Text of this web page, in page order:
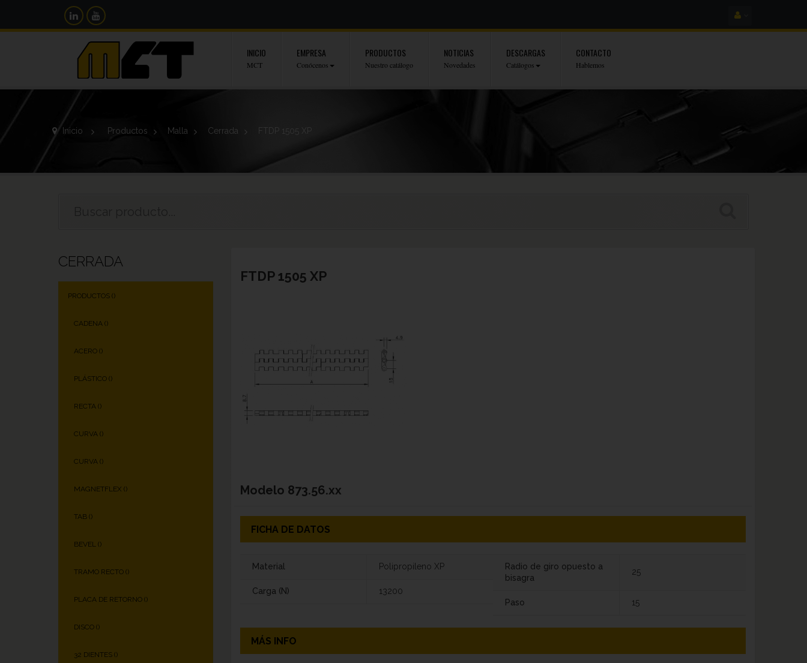
INICIO
MCT
EMPRESA
Conócenos
PRODUCTOS
Nuestro catálogo
NOTICIAS
Novedades
DESCARGAS
Catálogos
CONTACTO
Hablemos
Inicio > Productos > Malla > Cerrada > FTDP 1505 XP
CERRADA
PRODUCTOS ()
CADENA ()
ACERO ()
PLÁSTICO ()
RECTA ()
CURVA ()
CURVA ()
MAGNETFLEX ()
TAB ()
BEVEL ()
TRAMO RECTO ()
PLACA DE RETORNO ()
DISCO ()
32 DIENTES ()
FTDP 1505 XP
Modelo 873.56.xx
FICHA DE DATOS
Material Polipropileno XP
Carga (N) 13200
Radio de giro opuesto a
bisagra
25
Paso 15
MÁS INFO